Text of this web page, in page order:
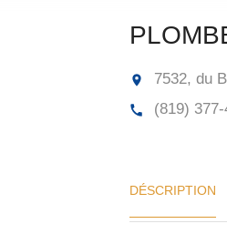
7532, du
(819)
DÉSCRIPTION